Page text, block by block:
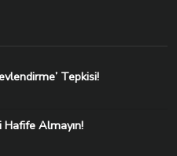
Tepkisi!
Hafife Almayın!